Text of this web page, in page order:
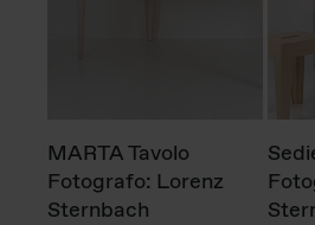
MARTA Tavolo
Fotografo: Lorenz
Sternbach